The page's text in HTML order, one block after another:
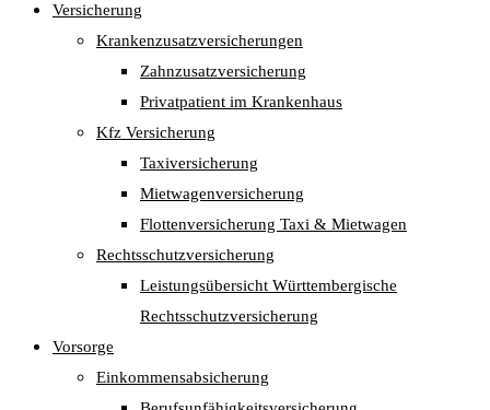
Versicherung
Krankenzusatzversicherungen
Zahnzusatzversicherung
Privatpatient im Krankenhaus
Kfz Versicherung
Taxiversicherung
Mietwagenversicherung
Flottenversicherung Taxi & Mietwagen
Rechtsschutzversicherung
Leistungsübersicht Württembergische
Rechtsschutzversicherung
Vorsorge
Einkommensabsicherung